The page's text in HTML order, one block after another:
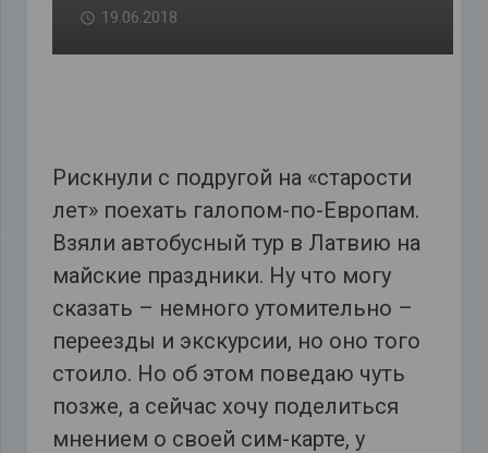
19.06.2018
Рискнули с подругой на «старости
лет» поехать галопом-по-Европам.
Взяли автобусный тур в Латвию на
майские праздники. Ну что могу
сказать – немного утомительно –
переезды и экскурсии, но оно того
стоило. Но об этом поведаю чуть
позже, а сейчас хочу поделиться
мнением о своей сим-карте, у